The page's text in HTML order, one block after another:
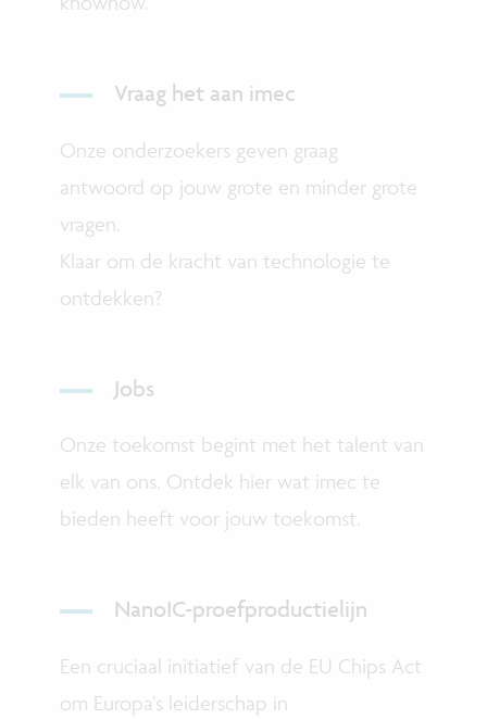
Vraag het aan imec
Onze onderzoekers geven graag
antwoord op jouw grote en minder grote
vragen.
Klaar om de kracht van technologie te
ontdekken?
Jobs
Onze toekomst begint met het talent van
elk van ons. Ontdek hier wat imec te
bieden heeft voor jouw toekomst.
NanoIC-proefproductielijn
Een cruciaal initiatief van de EU Chips Act
om Europa’s leiderschap in